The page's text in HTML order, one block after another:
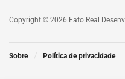
Copyright © 2026 Fato Real
Sobre Política de privacidade